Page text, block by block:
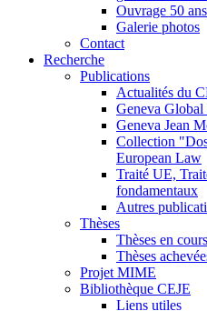
Ouvrage 50
Galerie photos
Contact
Recherche
Publications
Actualités du
Geneva
Geneva Jean
Collection
European Law
Traité UE,
fondamentaux
Autres
Thèses
Thèses en cours
Thèses
Projet MIME
Bibliothèque CEJE
Liens utiles